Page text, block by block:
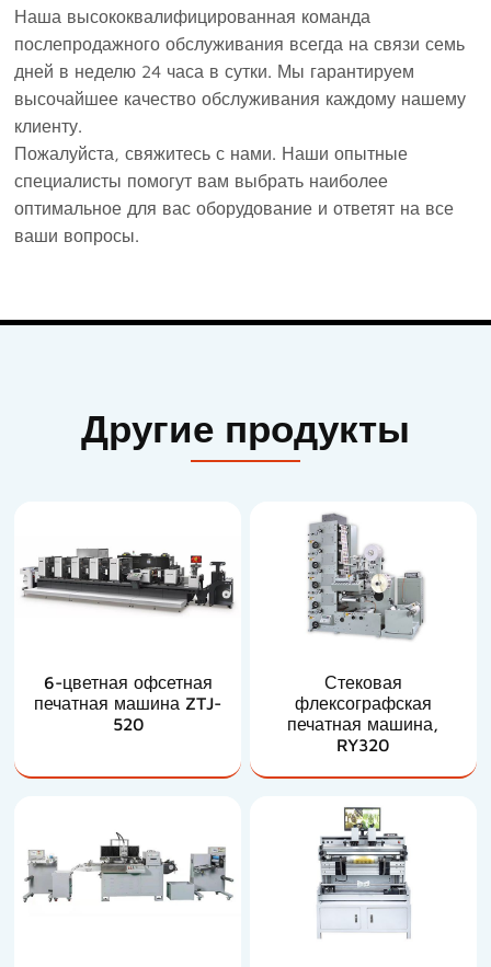
Наша высококвалифицированная команда
послепродажного обслуживания всегда на связи семь
дней в неделю 24 часа в сутки. Мы гарантируем
высочайшее качество обслуживания каждому нашему
клиенту.
Пожалуйста, свяжитесь с нами. Наши опытные
специалисты помогут вам выбрать наиболее
оптимальное для вас оборудование и ответят на все
ваши вопросы.
Другие продукты
6-цветная офсетная
печатная машина ZTJ-
520
Стековая
флексографская
печатная машина,
RY320